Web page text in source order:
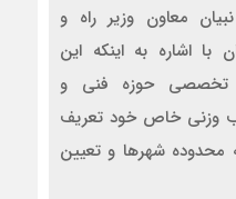
معاون وزیر راه و
با اشاره به اینکه این
تخصصی حوزه فنی و
وزنی خاص خود تعریف
محدوده شهرها و تعیین